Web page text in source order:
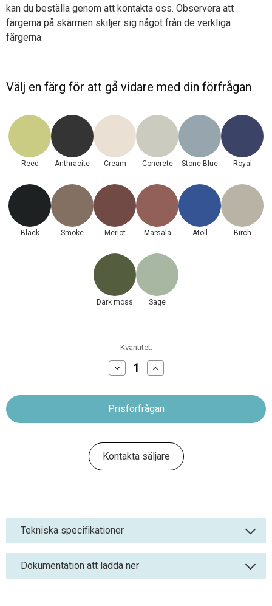
kan du beställa genom att kontakta oss. Observera att
färgerna på skärmen skiljer sig något från de verkliga
färgerna.
Välj en färg för att gå vidare med din förfrågan
Reed Anthracite Cream Concrete Stone Blue Royal
Black Smoke Merlot Marsala Atoll Birch
Dark moss Sage
Kvantitet:
Minska
antalet
401
Öka
antalet
401
Kontakta säljare
Tekniska specifikationer
Dokumentation att ladda ner